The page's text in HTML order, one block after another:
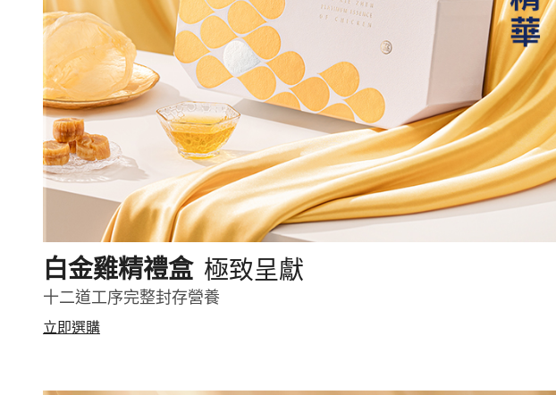
白金雞精禮盒 極致呈獻
十二道工序完整封存營養
立即選購